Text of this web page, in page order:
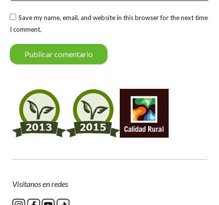
Save my name, email, and website in this browser for the next time
I comment.
Publicar comentario
Visítanos en redes